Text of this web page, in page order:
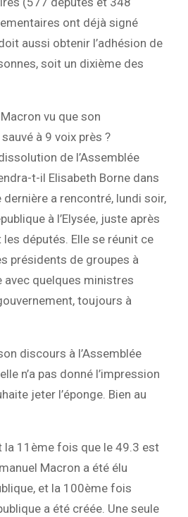
ont déjà signé
aussi obtenir l’adhésion de
soit un dixième des
vu que son
à 9 voix près ?
de l’Assemblée
t-il Elisabeth Borne dans
a rencontré, lundi soir,
à l’Elysée, juste après
députés. Elle se réunit ce
présidents de groupes à
avec quelques ministres
toujours à
discours à l’Assemblée
n’a pas donné l’impression
jeter l’éponge. Bien au
la 11ème fois que le 49.3 est
Macron a été élu
et la 100ème fois
a été créée. Une seule